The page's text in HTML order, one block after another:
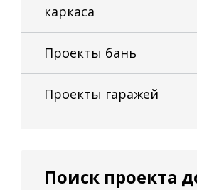
каркаса
Проекты бань
Проекты гаражей
Поиск проекта